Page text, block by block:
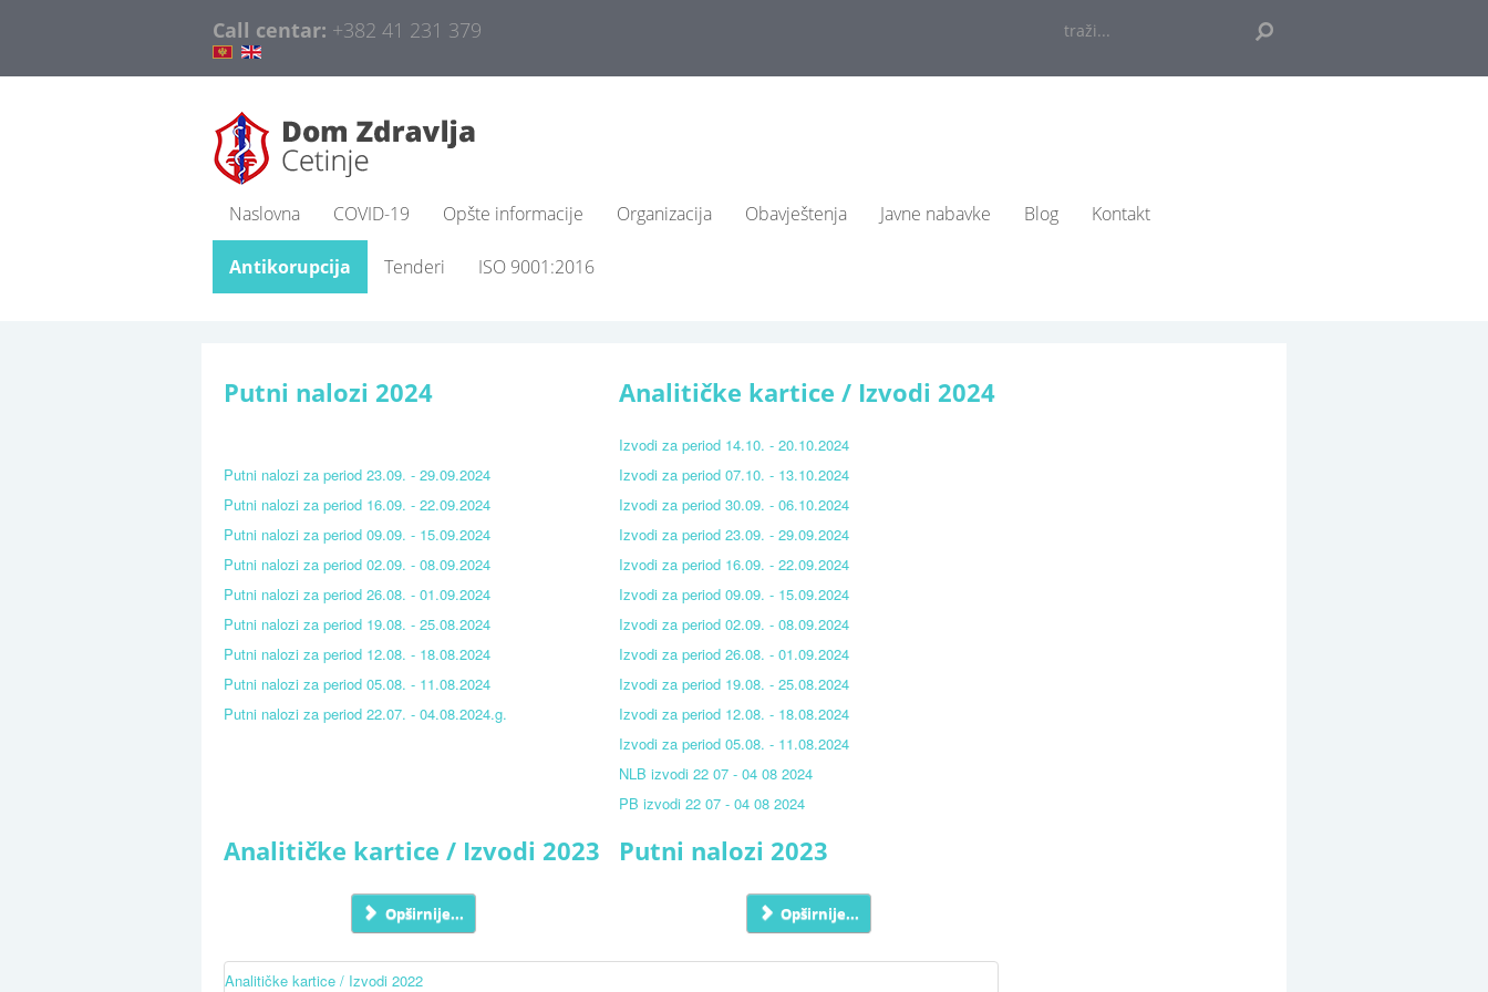
traži...
Call centar: +382 41 231 379
Naslovna COVID-19 Opšte informacije Organizacija Obavještenja Javne nabavke Blog Kontakt
Antikorupcija Tenderi ISO 9001:2016
Putni nalozi 2024
Putni nalozi za period 23.09. - 29.09.2024
Putni nalozi za period 16.09. - 22.09.2024
Putni nalozi za period 09.09. - 15.09.2024
Putni nalozi za period 02.09. - 08.09.2024
Putni nalozi za period 26.08. - 01.09.2024
Putni nalozi za period 19.08. - 25.08.2024
Putni nalozi za period 12.08. - 18.08.2024
Putni nalozi za period 05.08. - 11.08.2024
Putni nalozi za period 22.07. - 04.08.2024.g.
Analitičke kartice / Izvodi 2024
Izvodi za period 14.10. - 20.10.2024
Izvodi za period 07.10. - 13.10.2024
Izvodi za period 30.09. - 06.10.2024
Izvodi za period 23.09. - 29.09.2024
Izvodi za period 16.09. - 22.09.2024
Izvodi za period 09.09. - 15.09.2024
Izvodi za period 02.09. - 08.09.2024
Izvodi za period 26.08. - 01.09.2024
Izvodi za period 19.08. - 25.08.2024
Izvodi za period 12.08. - 18.08.2024
Izvodi za period 05.08. - 11.08.2024
NLB izvodi 22 07 - 04 08 2024
PB izvodi 22 07 - 04 08 2024
Analitičke kartice / Izvodi 2023
Opširnije...
Putni nalozi 2023
Opširnije...
Analitičke kartice / Izvodi 2022